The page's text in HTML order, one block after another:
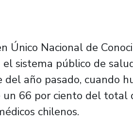
Único Nacional de
sistema público de
año pasado, cuando
66 por ciento del total
chilenos.